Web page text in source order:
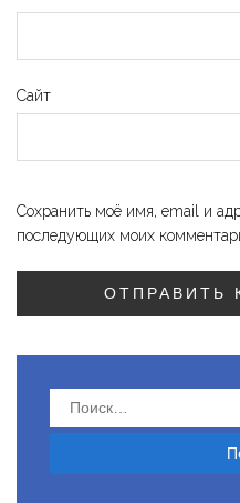
Сайт
Сохранить моё имя, email и
последующих моих
Найти: